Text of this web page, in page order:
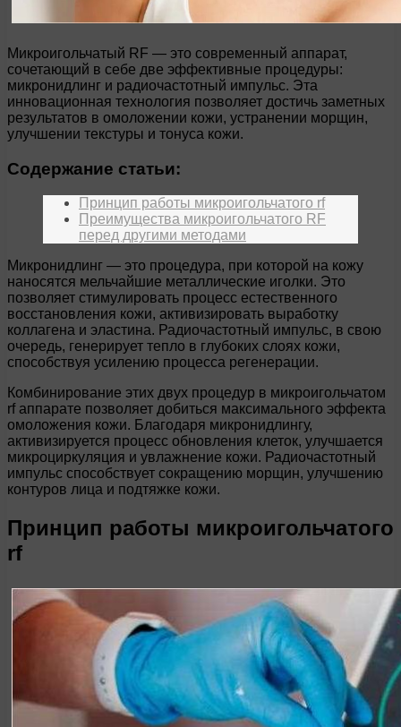
Микроигольчатый RF — это современный аппарат,
сочетающий в себе две эффективные процедуры:
микронидлинг и радиочастотный импульс. Эта
инновационная технология позволяет достичь заметных
результатов в омоложении кожи, устранении морщин,
улучшении текстуры и тонуса кожи.
Содержание статьи:
Принцип работы микроигольчатого rf
Преимущества микроигольчатого RF
перед другими методами
Микронидлинг — это процедура, при которой на кожу
наносятся мельчайшие металлические иголки. Это
позволяет стимулировать процесс естественного
восстановления кожи, активизировать выработку
коллагена и эластина. Радиочастотный импульс, в свою
очередь, генерирует тепло в глубоких слоях кожи,
способствуя усилению процесса регенерации.
Комбинирование этих двух процедур в микроигольчатом
rf аппарате позволяет добиться максимального эффекта
омоложения кожи. Благодаря микронидлингу,
активизируется процесс обновления клеток, улучшается
микроциркуляция и увлажнение кожи. Радиочастотный
импульс способствует сокращению морщин, улучшению
контуров лица и подтяжке кожи.
Принцип работы микроигольчатого
rf